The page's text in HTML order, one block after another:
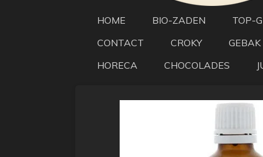
HOME BIO-ZADEN TOP-
CONTACT
CROKY GEBAK
HORECA
CHOCOLADES